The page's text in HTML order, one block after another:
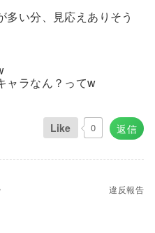
い分、見応えありそう
ャラなん？ってw
返信
Like 0
違反報告